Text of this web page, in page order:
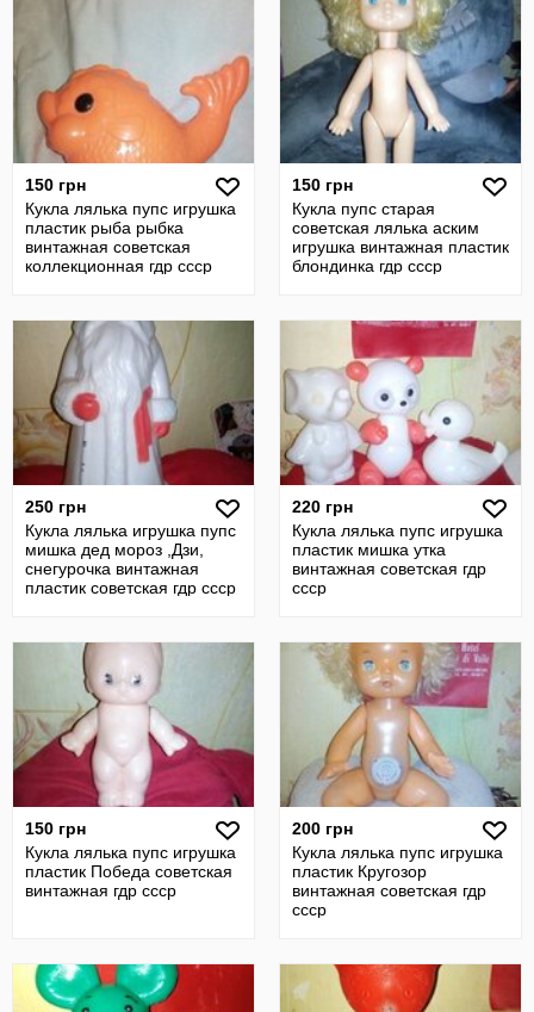
150 грн
Кукла лялька пупс игрушка
пластик рыба рыбка
винтажная советская
коллекционная гдр ссср
150 грн
Кукла пупс старая
советская лялька аским
игрушка винтажная пластик
блондинка гдр ссср
250 грн
Кукла лялька игрушка пупс
мишка дед мороз ,Дзи,
снегурочка винтажная
пластик советская гдр ссср
220 грн
Кукла лялька пупс игрушка
пластик мишка утка
винтажная советская гдр
ссср
150 грн
Кукла лялька пупс игрушка
пластик Победа советская
винтажная гдр ссср
200 грн
Кукла лялька пупс игрушка
пластик Кругозор
винтажная советская гдр
ссср